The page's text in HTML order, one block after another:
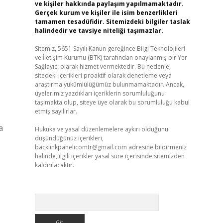
ve kişiler hakkında paylaşım yapılmamaktadır.
Gerçek kurum ve kişiler ile isim benzerlikleri
tamamen tesadüfidir. Sitemizdeki bilgiler taslak
halindedir ve tavsiye niteliği taşımazlar.
Sitemiz, 5651 Sayılı Kanun gereğince Bilgi Teknolojileri
ve İletişim Kurumu (BTK) tarafından onaylanmış bir Yer
Sağlayıcı olarak hizmet vermektedir. Bu nedenle,
sitedeki içerikleri proaktif olarak denetleme veya
araştırma yükümlülüğümüz bulunmamaktadır. Ancak,
üyelerimiz yazdıkları içeriklerin sorumluluğunu
taşımakta olup, siteye üye olarak bu sorumluluğu kabul
etmiş sayılırlar.
Hukuka ve yasal düzenlemelere aykırı olduğunu
düşündüğünüz içerikleri,
backlinkpanelicomtr@gmail.com adresine bildirmeniz
halinde, ilgili içerikler yasal süre içerisinde sitemizden
kaldırılacaktır.